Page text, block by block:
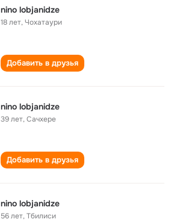
nino lobjanidze
18 лет,Чохатаури
Добавить в друзья
nino lobjanidze
39 лет,Сачхере
Добавить в друзья
nino lobjanidze
56 лет,Тбилиси